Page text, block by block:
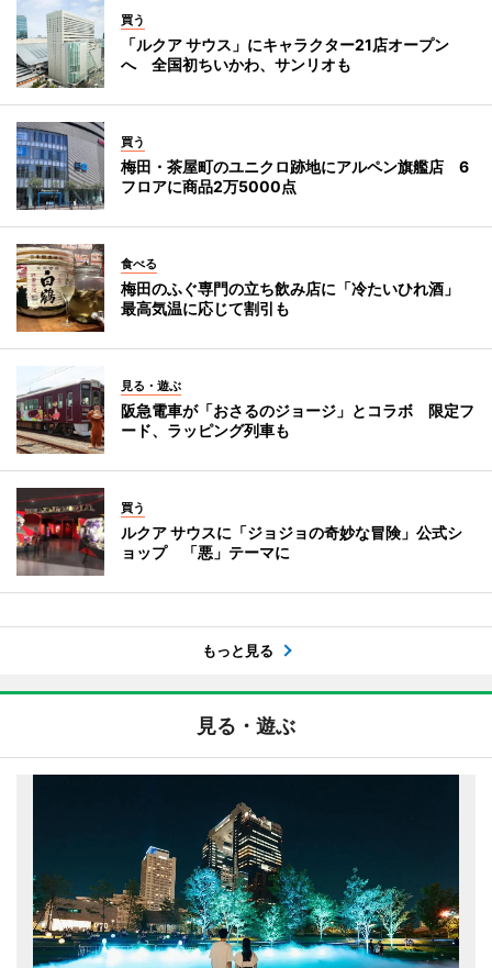
買う
「ルクア サウス」にキャラクター21店オープン
へ 全国初ちいかわ、サンリオも
買う
梅田・茶屋町のユニクロ跡地にアルペン旗艦店 6
フロアに商品2万5000点
食べる
梅田のふぐ専門の立ち飲み店に「冷たいひれ酒」
最高気温に応じて割引も
見る・遊ぶ
阪急電車が「おさるのジョージ」とコラボ 限定フ
ード、ラッピング列車も
買う
ルクア サウスに「ジョジョの奇妙な冒険」公式シ
ョップ 「悪」テーマに
もっと見る
見る・遊ぶ